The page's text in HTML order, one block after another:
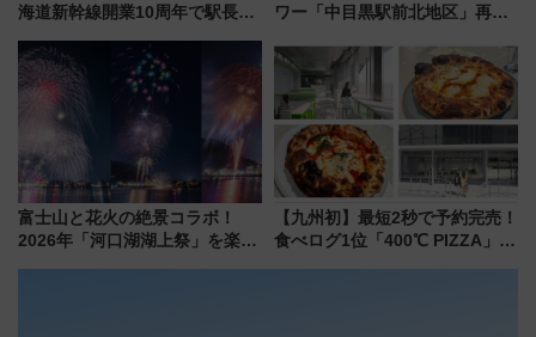
海道新幹線開業10周年で駅長
ト 参加方法や体験内容を紹介
ワー「中目黒駅前北地区」再開
富士山と花火の絶景コラボ！
2026年「河口湖湖上祭」を楽し
【九州初】最短2秒で予約完売！
食べログ1位「400℃ PIZZA」が